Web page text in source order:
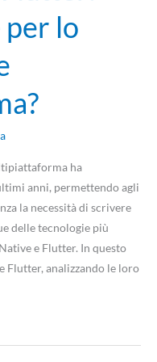
per lo
ha
anni, permettendo agli
la necessità di scrivere
delle tecnologie più
e Flutter. In questo
Flutter, analizzando le loro